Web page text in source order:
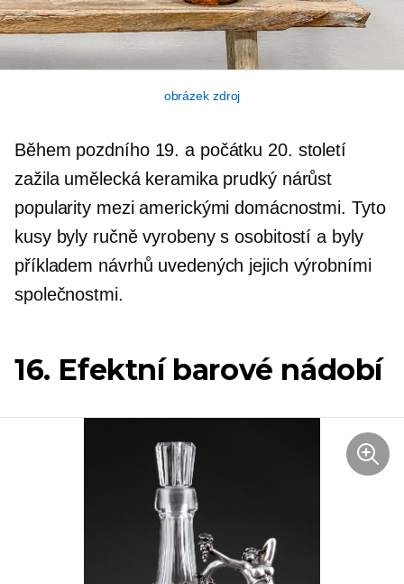
obrázek zdroj
Během pozdního 19. a počátku 20. století
zažila umělecká keramika prudký nárůst
popularity mezi americkými domácnostmi. Tyto
kusy byly ručně vyrobeny s osobitostí a byly
příkladem návrhů uvedených jejich výrobními
společnostmi.
16. Efektní barové nádobí